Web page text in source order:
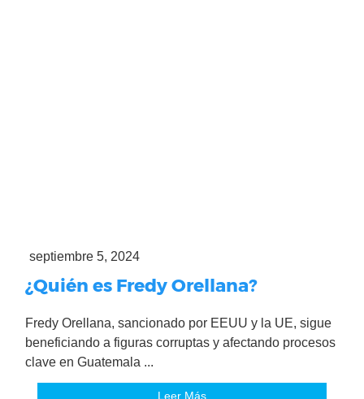
septiembre 5, 2024
¿Quién es Fredy Orellana?
Fredy Orellana, sancionado por EEUU y la UE, sigue
beneficiando a figuras corruptas y afectando procesos
clave en Guatemala ...
Leer Más